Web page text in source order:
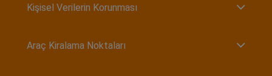
Kişisel Verilerin Korunması
Araç Kiralama Noktaları